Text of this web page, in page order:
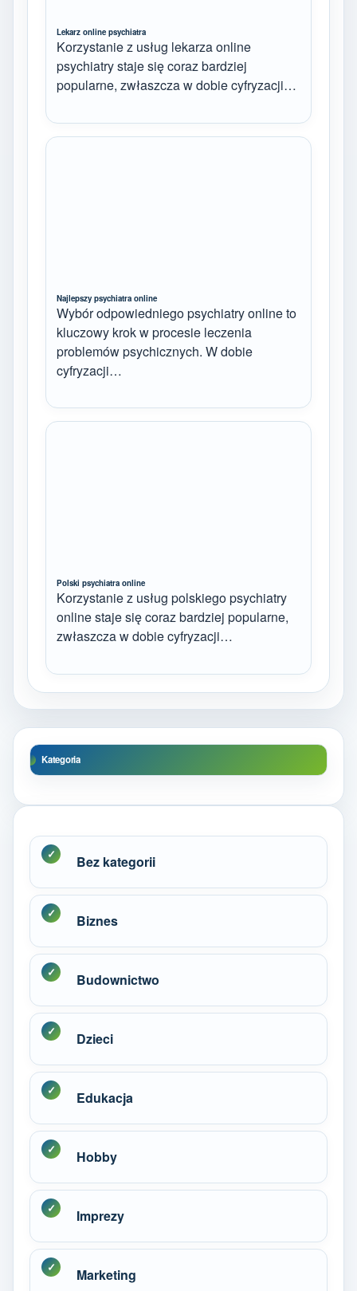
Lekarz online psychiatra
Korzystanie z usług lekarza online
psychiatry staje się coraz bardziej
popularne, zwłaszcza w dobie cyfryzacji…
Najlepszy psychiatra online
Wybór odpowiedniego psychiatry online to
kluczowy krok w procesie leczenia
problemów psychicznych. W dobie
cyfryzacji…
Polski psychiatra online
Korzystanie z usług polskiego psychiatry
online staje się coraz bardziej popularne,
zwłaszcza w dobie cyfryzacji…
Kategoria
Bez kategorii
Biznes
Budownictwo
Dzieci
Edukacja
Hobby
Imprezy
Marketing